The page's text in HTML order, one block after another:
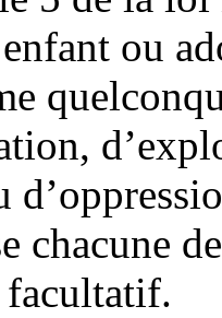
ou
chacune